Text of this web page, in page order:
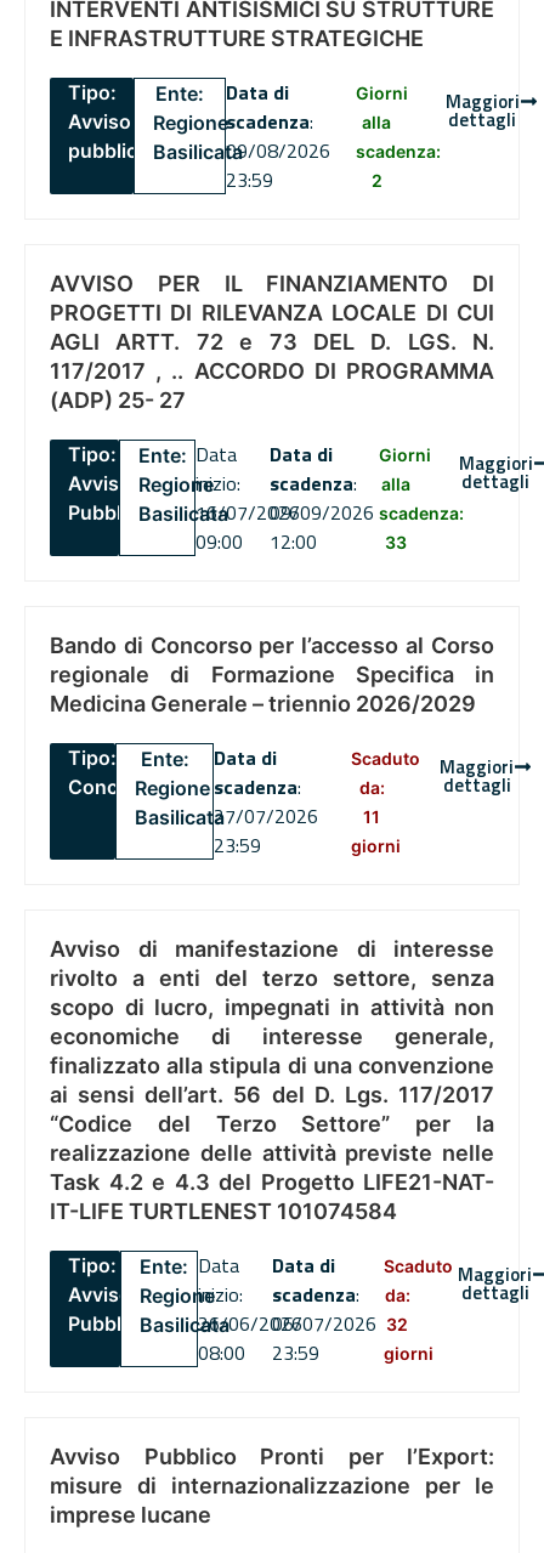
INTERVENTI ANTISISMICI SU STRUTTURE
E INFRASTRUTTURE STRATEGICHE
Tipo:
Avviso
pubblico
Ente:
Regione
Basilicata
Data di
scadenza:
09/08/2026
23:59
Giorni
alla
scadenza:
2
Maggiori
dettagli
AVVISO PER IL FINANZIAMENTO DI
PROGETTI DI RILEVANZA LOCALE DI CUI
AGLI ARTT. 72 e 73 DEL D. LGS. N.
117/2017 , .. ACCORDO DI PROGRAMMA
(ADP) 25- 27
Tipo:
Avviso
Pubblico
Ente:
Regione
Basilicata
Data
inizio:
16/07/2026
09:00
Data di
scadenza:
09/09/2026
12:00
Giorni
alla
scadenza:
33
Maggiori
dettagli
Bando di Concorso per l’accesso al Corso
regionale di Formazione Specifica in
Medicina Generale – triennio 2026/2029
Tipo:
Concorsi
Ente:
Regione
Basilicata
Data di
scadenza:
27/07/2026
23:59
Scaduto
da:
11
giorni
Maggiori
dettagli
Avviso di manifestazione di interesse
rivolto a enti del terzo settore, senza
scopo di lucro, impegnati in attività non
economiche di interesse generale,
finalizzato alla stipula di una convenzione
ai sensi dell’art. 56 del D. Lgs. 117/2017
“Codice del Terzo Settore” per la
realizzazione delle attività previste nelle
Task 4.2 e 4.3 del Progetto LIFE21-NAT-
IT-LIFE TURTLENEST 101074584
Tipo:
Avviso
Pubblico
Ente:
Regione
Basilicata
Data
inizio:
26/06/2026
08:00
Data di
scadenza:
06/07/2026
23:59
Scaduto
da:
32
giorni
Maggiori
dettagli
Avviso Pubblico Pronti per l’Export:
misure di internazionalizzazione per le
imprese lucane